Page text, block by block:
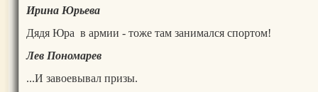
Ирина Юрьева
Дядя Юра в армии - тоже там занимался спортом!
Лев Пономарев
...И завоевывал призы.